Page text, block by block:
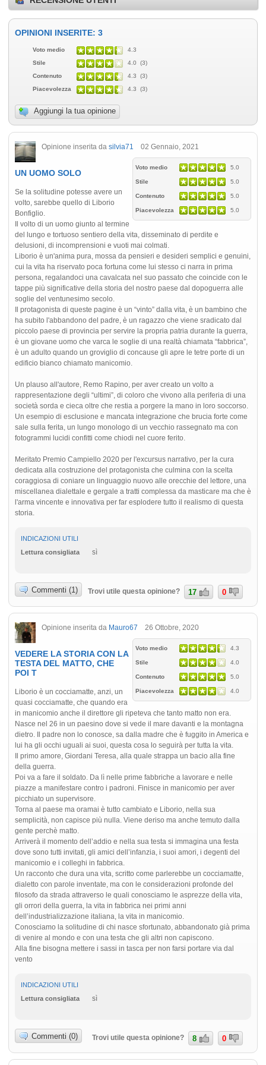
OPINIONI INSERITE: 3
Voto medio
4.3
Stile
4.0 (3)
Contenuto
4.3 (3)
Piacevolezza
4.3 (3)
Aggiungi la tua opinione
Opinione inserita da silvia71 02 Gennaio, 2021
Voto medio 5.0
Stile 5.0
Contenuto 5.0
Piacevolezza 5.0
UN UOMO SOLO
Se la solitudine potesse avere un
volto, sarebbe quello di Liborio
Bonfiglio.
Il volto di un uomo giunto al termine
del lungo e tortuoso sentiero della vita, disseminato di perdite e
delusioni, di incomprensioni e vuoti mai colmati.
Liborio è un'anima pura, mossa da pensieri e desideri semplici e genuini,
cui la vita ha riservato poca fortuna come lui stesso ci narra in prima
persona, regalandoci una cavalcata nel suo passato che coincide con le
tappe più significative della storia del nostro paese dal dopoguerra alle
soglie del ventunesimo secolo.
Il protagonista di queste pagine è un “vinto” dalla vita, è un bambino che
ha subito l'abbandono del padre, è un ragazzo che viene sradicato dal
piccolo paese di provincia per servire la propria patria durante la guerra,
è un giovane uomo che varca le soglie di una realtà chiamata “fabbrica”,
è un adulto quando un groviglio di concause gli apre le tetre porte di un
edificio bianco chiamato manicomio.
Un plauso all'autore, Remo Rapino, per aver creato un volto a
rappresentazione degli “ultimi”, di coloro che vivono alla periferia di una
società sorda e cieca oltre che restia a porgere la mano in loro soccorso.
Un esempio di esclusione e mancata integrazione che brucia forte come
sale sulla ferita, un lungo monologo di un vecchio rassegnato ma con
fotogrammi lucidi confitti come chiodi nel cuore ferito.
Meritato Premio Campiello 2020 per l'excursus narrativo, per la cura
dedicata alla costruzione del protagonista che culmina con la scelta
coraggiosa di coniare un linguaggio nuovo alle orecchie del lettore, una
miscellanea dialettale e gergale a tratti complessa da masticare ma che è
l'arma vincente e innovativa per far esplodere tutto il realismo di questa
storia.
INDICAZIONI UTILI
Lettura consigliata
sì
Commenti (1) Trovi utile questa opinione? 17 0
Opinione inserita da Mauro67 26 Ottobre, 2020
Voto medio 4.3
Stile 4.0
Contenuto 5.0
Piacevolezza 4.0
VEDERE LA STORIA CON LA
TESTA DEL MATTO, CHE
POI T
Liborio è un cocciamatte, anzi, un
quasi cocciamatte, che quando era
in manicomio anche il direttore gli ripeteva che tanto matto non era.
Nasce nel 26 in un paesino dove si vede il mare davanti e la montagna
dietro. Il padre non lo conosce, sa dalla madre che è fuggito in America e
lui ha gli occhi uguali ai suoi, questa cosa lo seguirà per tutta la vita.
Il primo amore, Giordani Teresa, alla quale strappa un bacio alla fine
della guerra.
Poi va a fare il soldato. Da lì nelle prime fabbriche a lavorare e nelle
piazze a manifestare contro i padroni. Finisce in manicomio per aver
picchiato un supervisore.
Torna al paese ma oramai è tutto cambiato e Liborio, nella sua
semplicità, non capisce più nulla. Viene deriso ma anche temuto dalla
gente perchè matto.
Arriverà il momento dell’addio e nella sua testa si immagina una festa
dove sono tutti invitati, gli amici dell’infanzia, i suoi amori, i degenti del
manicomio e i colleghi in fabbrica.
Un racconto che dura una vita, scritto come parlerebbe un cocciamatte,
dialetto con parole inventate, ma con le considerazioni profonde del
filosofo da strada attraverso le quali conosciamo le asprezze della vita,
gli orrori della guerra, la vita in fabbrica nei primi anni
dell’industrializzazione italiana, la vita in manicomio.
Conosciamo la solitudine di chi nasce sfortunato, abbandonato già prima
di venire al mondo e con una testa che gli altri non capiscono.
Alla fine bisogna mettere i sassi in tasca per non farsi portare via dal
vento
INDICAZIONI UTILI
Lettura consigliata
sì
Commenti (0) Trovi utile questa opinione? 8 0